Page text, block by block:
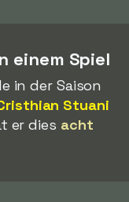
einem Spiel
in der Saison
Stuani
er dies acht